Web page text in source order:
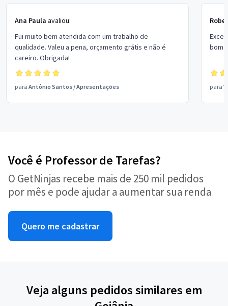
Ana Paula avaliou:
Fui muito bem atendida com um trabalho de
qualidade. Valeu a pena, orçamento grátis e não é
careiro. Obrigada!
para Antônio Santos /Apresentações
bom
para
Você é Professor de Tarefas?
O GetNinjas recebe mais de 250 mil pedidos
por mês e pode ajudar a aumentar sua renda
Quero me cadastrar
Veja alguns pedidos similares em